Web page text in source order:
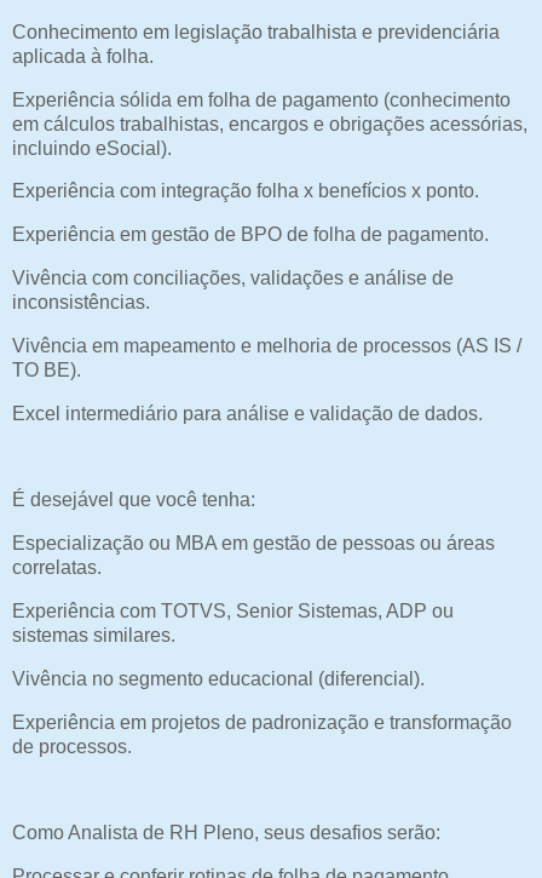
Conhecimento em legislação trabalhista e previdenciária
aplicada à folha.
Experiência sólida em folha de pagamento (conhecimento
em cálculos trabalhistas, encargos e obrigações acessórias,
incluindo eSocial).
Experiência com integração folha x benefícios x ponto.
Experiência em gestão de BPO de folha de pagamento.
Vivência com conciliações, validações e análise de
inconsistências.
Vivência em mapeamento e melhoria de processos (AS IS /
TO BE).
Excel intermediário para análise e validação de dados.
É desejável que você tenha:
Especialização ou MBA em gestão de pessoas ou áreas
correlatas.
Experiência com TOTVS, Senior Sistemas, ADP ou
sistemas similares.
Vivência no segmento educacional (diferencial).
Experiência em projetos de padronização e transformação
de processos.
Como Analista de RH Pleno, seus desafios serão: